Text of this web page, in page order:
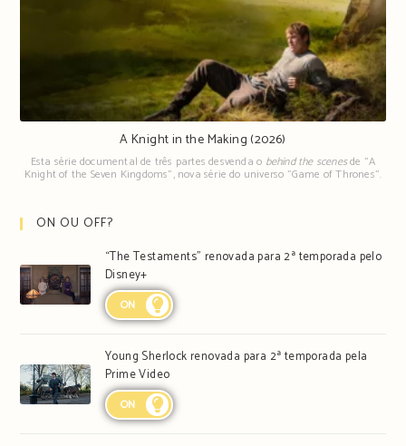
A Knight in the Making (2026)
Esta série documental de três partes desvenda o behind the scenesde "A
Knight of the Seven Kingdoms", nova série do universo "Game of Thrones".
ON OU OFF?
“The Testaments” renovada para 2ª temporada pelo
Disney+
ON
Young Sherlock renovada para 2ª temporada pela
Prime Video
ON